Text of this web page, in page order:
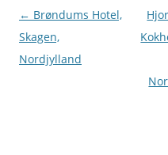
Indlægsnavigation
← Brøndums Hotel,
Skagen,
Nordjylland